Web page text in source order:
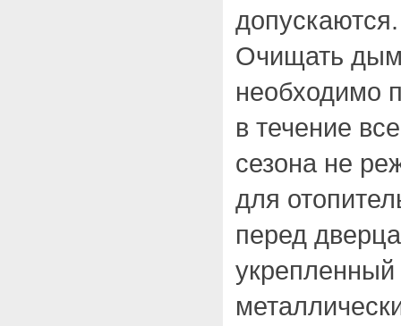
допускаются.
Очищать
необходимо
в течение
сезона не
для
перед